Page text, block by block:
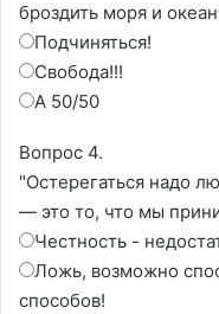
броздить моря и
Подчиняться!
Свобода!!!
А 50/50
Вопрос 4.
"Остерегаться надо
— это то, что мы
Честность -
Ложь, возможно
способов!